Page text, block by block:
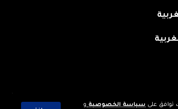
توافق على سياسة الخصوصية و